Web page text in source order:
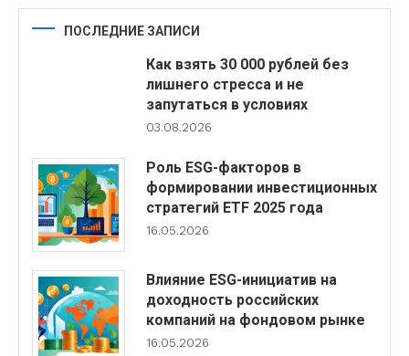
ПОСЛЕДНИЕ ЗАПИСИ
Как взять 30 000 рублей без
лишнего стресса и не
запутаться в условиях
03.08.2026
Роль ESG-факторов в
формировании инвестиционных
стратегий ETF 2025 года
16.05.2026
Влияние ESG-инициатив на
доходность российских
компаний на фондовом рынке
16.05.2026